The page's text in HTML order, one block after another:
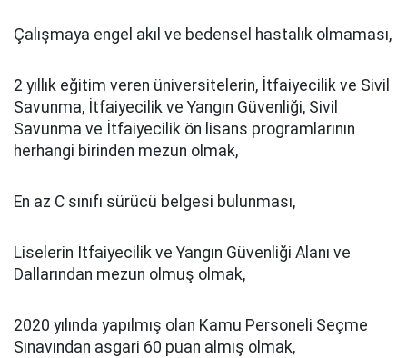
Çalışmaya engel akıl ve bedensel hastalık olmaması,
2 yıllık eğitim veren üniversitelerin, İtfaiyecilik ve Sivil
Savunma, İtfaiyecilik ve Yangın Güvenliği, Sivil
Savunma ve İtfaiyecilik ön lisans programlarının
herhangi birinden mezun olmak,
En az C sınıfı sürücü belgesi bulunması,
Liselerin İtfaiyecilik ve Yangın Güvenliği Alanı ve
Dallarından mezun olmuş olmak,
2020 yılında yapılmış olan Kamu Personeli Seçme
Sınavından asgari 60 puan almış olmak,